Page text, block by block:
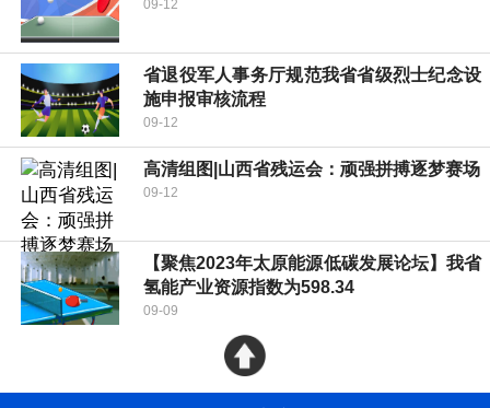
09-12
省退役军人事务厅规范我省省级烈士纪念设
施申报审核流程
09-12
高清组图|山西省残运会：顽强拼搏逐梦赛场
09-12
【聚焦2023年太原能源低碳发展论坛】我省
氢能产业资源指数为598.34
09-09